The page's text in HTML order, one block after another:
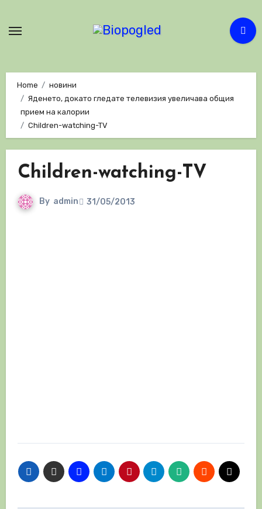
Home
новини
Яденето, докато гледате телевизия увеличава общия
прием на калории
Children-watching-TV
Children-watching-TV
By admin 31/05/2013